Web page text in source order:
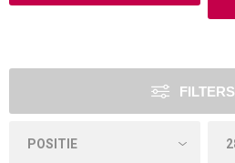
FILTERS